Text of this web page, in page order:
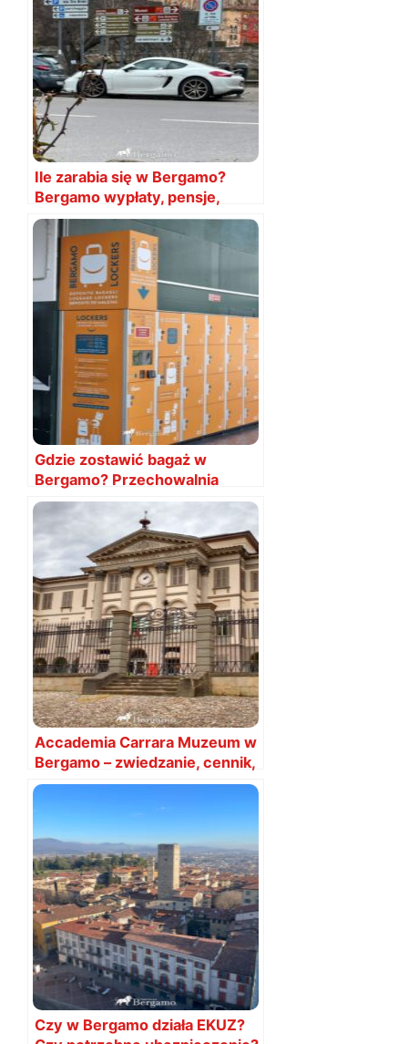
Ile zarabia się w Bergamo?
Bergamo wypłaty, pensje,
wynagrodzenie
Gdzie zostawić bagaż w
Bergamo? Przechowalnia
bagażu cena
Accademia Carrara Muzeum w
Bergamo – zwiedzanie, cennik,
bilety
Czy w Bergamo działa EKUZ?